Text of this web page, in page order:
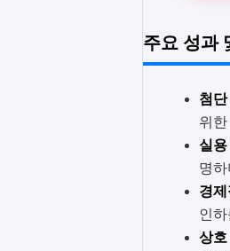
주요 성과
첨
위
실
명
경
인
상호